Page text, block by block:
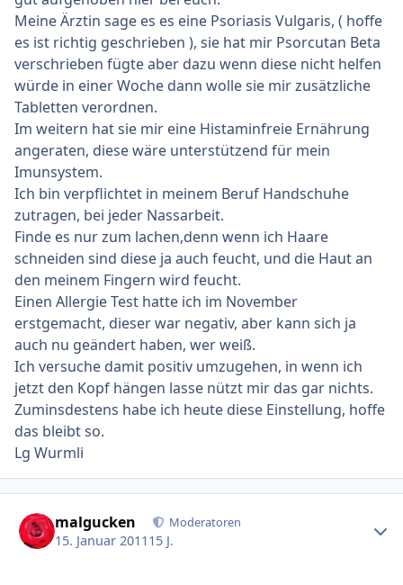
Meine Ärztin sage es es eine Psoriasis Vulgaris, ( hoffe
es ist richtig geschrieben ), sie hat mir Psorcutan Beta
verschrieben fügte aber dazu wenn diese nicht helfen
würde in einer Woche dann wolle sie mir zusätzliche
Tabletten verordnen.
Im weitern hat sie mir eine Histaminfreie Ernährung
angeraten, diese wäre unterstützend für mein
Imunsystem.
Ich bin verpflichtet in meinem Beruf Handschuhe
zutragen, bei jeder Nassarbeit.
Finde es nur zum lachen,denn wenn ich Haare
schneiden sind diese ja auch feucht, und die Haut an
den meinem Fingern wird feucht.
Einen Allergie Test hatte ich im November
erstgemacht, dieser war negativ, aber kann sich ja
auch nu geändert haben, wer weiß.
Ich versuche damit positiv umzugehen, in wenn ich
jetzt den Kopf hängen lasse nützt mir das gar nichts.
Zuminsdestens habe ich heute diese Einstellung, hoffe
das bleibt so.
Lg Wurmli
malgucken Moderatoren
15. Januar 2011 15 J.